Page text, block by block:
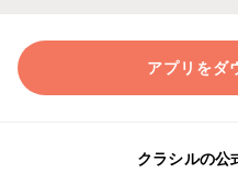
アプリをダ
クラシルの公